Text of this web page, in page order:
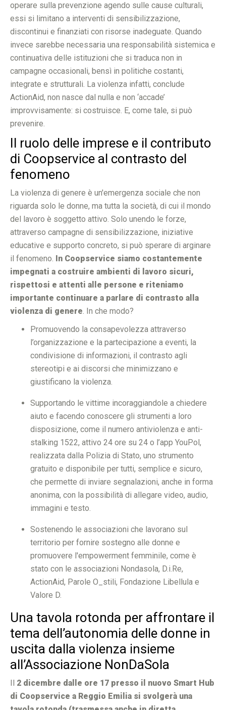
operare sulla prevenzione agendo sulle cause culturali,
essi si limitano a interventi di sensibilizzazione,
discontinui e finanziati con risorse inadeguate. Quando
invece sarebbe necessaria una responsabilità sistemica e
continuativa delle istituzioni che si traduca non in
campagne occasionali, bensì in politiche costanti,
integrate e strutturali. La violenza infatti, conclude
ActionAid, non nasce dal nulla e non ‘accade’
improvvisamente: si costruisce. E, come tale, si può
prevenire.
Il ruolo delle imprese e il contributo
di Coopservice al contrasto del
fenomeno
La violenza di genere è un'emergenza sociale che non
riguarda solo le donne, ma tutta la società, di cui il mondo
del lavoro è soggetto attivo. Solo unendo le forze,
attraverso campagne di sensibilizzazione, iniziative
educative e supporto concreto, si può sperare di arginare
il fenomeno. In Coopservice siamo costantemente
impegnati a costruire ambienti di lavoro sicuri,
rispettosi e attenti alle persone e riteniamo
importante continuare a parlare di contrasto alla
violenza di genere. In che modo?
Promuovendo la consapevolezza attraverso
l’organizzazione e la partecipazione a eventi, la
condivisione di informazioni, il contrasto agli
stereotipi e ai discorsi che minimizzano e
giustificano la violenza.
Supportando le vittime incoraggiandole a chiedere
aiuto e facendo conoscere gli strumenti a loro
disposizione, come il numero antiviolenza e anti-
stalking 1522, attivo 24 ore su 24 o l’app YouPol,
realizzata dalla Polizia di Stato, uno strumento
gratuito e disponibile per tutti, semplice e sicuro,
che permette di inviare segnalazioni, anche in forma
anonima, con la possibilità di allegare video, audio,
immagini e testo.
Sostenendo le associazioni che lavorano sul
territorio per fornire sostegno alle donne e
promuovere l'empowerment femminile, come è
stato con le associazioni Nondasola, D.i.Re,
ActionAid, Parole O_stili, Fondazione Libellula e
Valore D.
Una tavola rotonda per affrontare il
tema dell’autonomia delle donne in
uscita dalla violenza insieme
all’Associazione NonDaSola
Il 2 dicembre dalle ore 17 presso il nuovo Smart Hub
di Coopservice a Reggio Emilia si svolgerà una